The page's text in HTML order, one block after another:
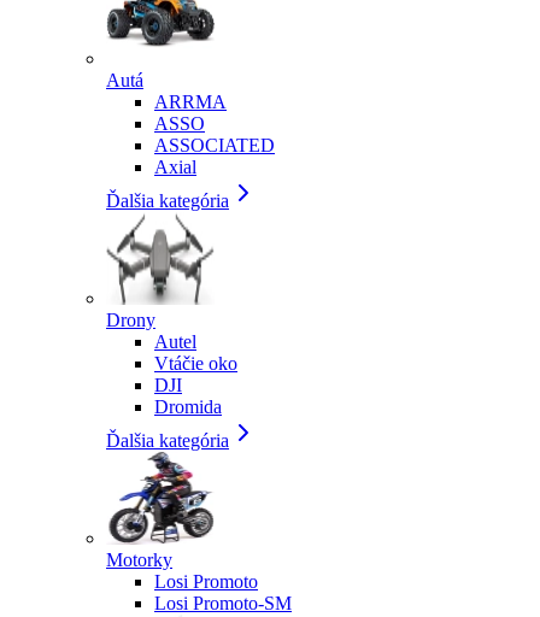
Autá
ARRMA
ASSO
ASSOCIATED
Axial
Ďalšia kategória
Drony
Autel
Vtáčie oko
DJI
Dromida
Ďalšia kategória
Motorky
Losi Promoto
Losi Promoto-SM